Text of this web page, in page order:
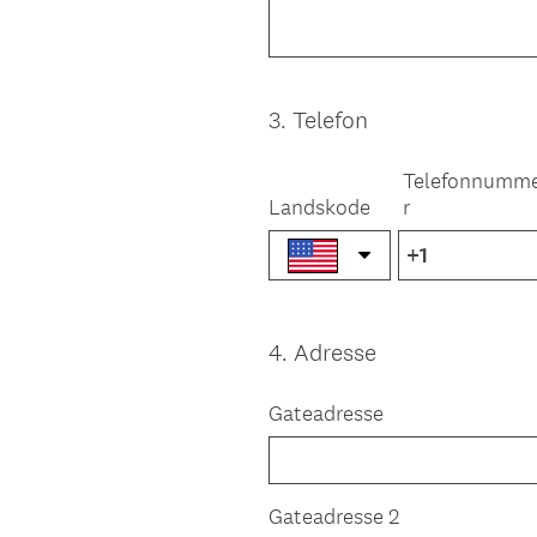
Question
3. Telefon
Landskode
r
Question
4. Adresse
Gateadresse
Gateadresse 2